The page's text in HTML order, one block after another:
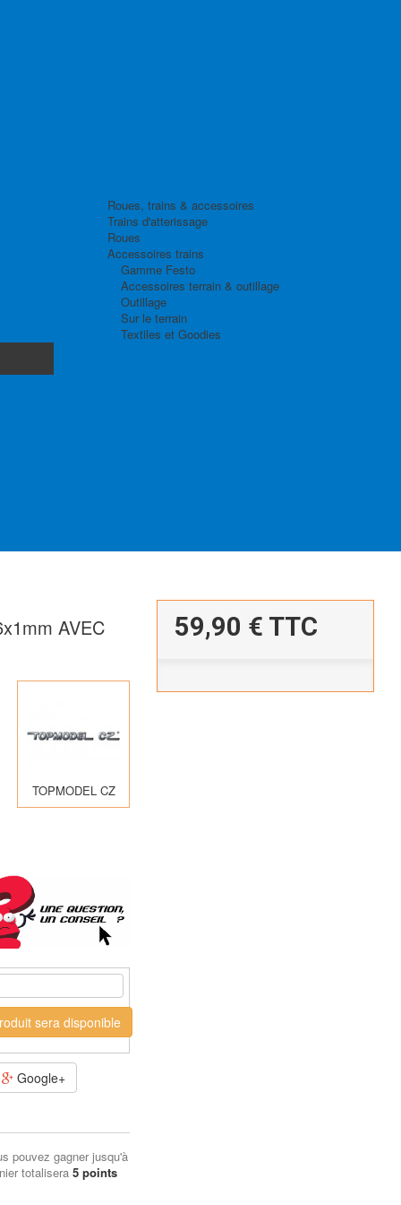
Roues, trains & accessoires
Trains d'atterissage
Roues
Accessoires trains
Gamme Festo
Accessoires terrain & outillage
Outillage
Sur le terrain
Textiles et Goodies
AVEC
TOPMODEL CZ
sera disponible
Google+
pouvez gagner jusqu'à
totalisera5 points
59,90 € TTC